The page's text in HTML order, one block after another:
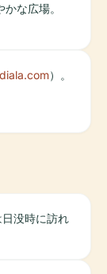
な広場。
）。
没時に訪れ